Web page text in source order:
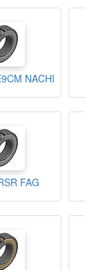
NACHI
FAG